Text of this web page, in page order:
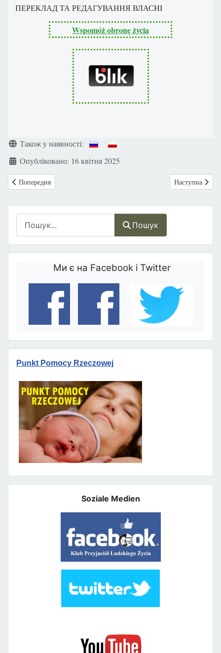
Пошук
Ми є на Facebook і Twitter
Punkt Pomocy Rzeczowej
Soziale Medien
ПЕРЕКЛАД ТА РЕДАГУВАННЯ ВЛАСНІ
Wspomóż obronę życia
ДеталіТакож у наявності:
Опубліковано: 16 квітня 2025
Попередня стаття: Позиція Польського Товариства Захисників
Попередня Наступна
Наступна